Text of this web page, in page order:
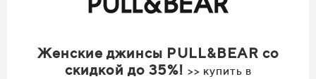
Женские джинсы PULL&BEAR со
скидкой до 35%! >> купить в